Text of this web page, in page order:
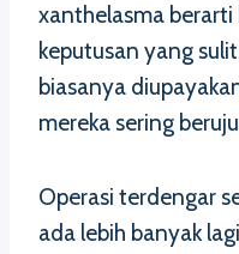
xanthelasma
keputusan yang
biasanya
mereka sering
Operasi terdengar
ada lebih banyak